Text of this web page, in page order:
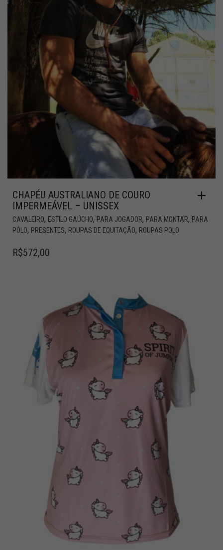
CHAPÉU AUSTRALIANO DE COURO
IMPERMEÁVEL – UNISSEX
CAVALEIRO, ESTILO GAÚCHO, PARA JOGADOR, PARA MONTAR, PARA
PÓLO, PRESENTES, ROUPAS DE EQUITAÇÃO, ROUPAS POLO
R$572,00